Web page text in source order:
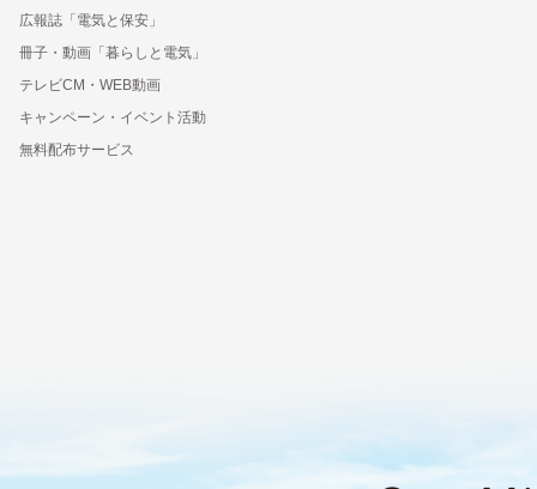
広報誌「電気と保安」
冊子・動画「暮らしと電気」
テレビCM・WEB動画
キャンペーン・イベント活動
無料配布サービス